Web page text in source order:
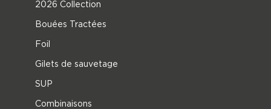
2026 Collection
Bouées Tractées
Foil
Gilets de sauvetage
SUP
Combinaisons